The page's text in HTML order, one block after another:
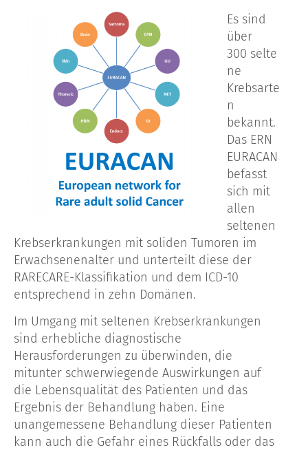
Es sind
über
300 selte
ne
Krebsarte
n
bekannt.
Das ERN
EURACAN
befasst
sich mit
allen
seltenen
Krebserkrankungen mit soliden Tumoren im
Erwachsenenalter und unterteilt diese der
RARECARE-Klassifikation und dem ICD-10
entsprechend in zehn Domänen.
Im Umgang mit seltenen Krebserkrankungen
sind erhebliche diagnostische
Herausforderungen zu überwinden, die
mitunter schwerwiegende Auswirkungen auf
die Lebensqualität des Patienten und das
Ergebnis der Behandlung haben. Eine
unangemessene Behandlung dieser Patienten
kann auch die Gefahr eines Rückfalls oder das